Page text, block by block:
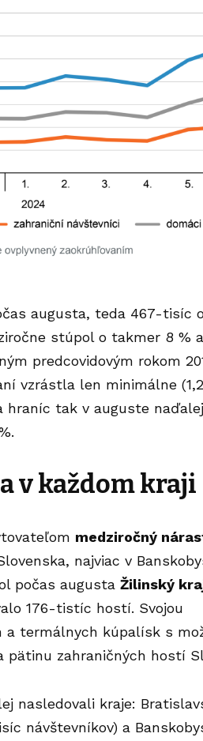
augusta, teda 467-tisíc
stúpol o takmer 8 %
predcovidovým rokom
vzrástla len minimálne
tak v auguste
v každom kraji
medziročný
najviac v
počas augusta Žilinský
176-tistíc hostí. Svojou
a termálnych kúpalísk s
zahraničných hostí
nasledovali kraje:
návštevníkov) a